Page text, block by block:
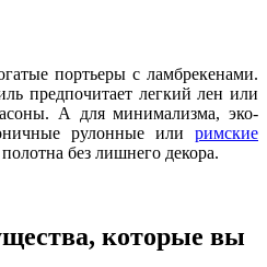
портьеры с ламбрекенами.
предпочитает легкий лен или
А для минимализма, эко-
рулонные или римские
без лишнего декора.
которые вы